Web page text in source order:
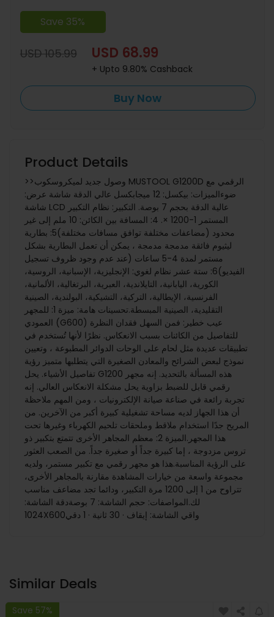
Save 35%
USD 105.99 USD 68.99
+ Upto 9.80% Cashback
Buy Now
Product Details
>>وصول جديد لميكروسكوب MUSTOOL G1200D الرقمي مع
ضوءالميزات: بيكسل: 12 ميجابكسل عالي الدقة شاشة عرض:
شاشة LCD عالية الدقة بحجم 7 بوصة. التكبير: نظام التكبير
المستمر 1-1200 ×. 4: المسافة بين الكائن: 10 ملم إلى غير
محدود (مضاعفات مختلفة توافق مسافات مختلفة)5: بطارية
ليثيوم فائقة مدمجة مدمجة ، يمكن أن تعمل البطارية بشكل
مستمر لمدة 4-5 ساعات (عند عدم وجود ظروف تسجيل
الفيديو)6: ستة عشر نظام لغوي: الإنجليزية، الإسبانية، الروسية،
الكورية، اليابانية، التايلاندية، العبرية، البرتغالية، الألمانية،
الفرنسية، الإيطالية، التركية، التشيكية، البولندية، الصينية
التقليدية، الصينية المبسطة.تحسينات هامة: ميزة 1: للمجهر
العمودي (G600) عيب خطير: فمن السهل فقدان النظرة
للتفاصيل من الكائنات بسبب الانعكاس. نظرًا لأنها تُستخدم في
تطبيقات عديدة مثل لحام على الوحات الدوائر المطبوعة ، وتعيين
نموذج لبعض الشرائح والمعادن الصغيرة التي يتطلبها متميز رؤية
تفاصيل الأشياء. يحل G1200 هذه المسألة بالتحديد. إنه مجهر
رقمي قابل للضبط بزاوية يحل مشكلة الانعكاس العالي. إنه
تجربة رائعة في صناعة صيانة الإلكترونيات ، ومن المهم ملاحظة
أن هذا الجهاز لديه مساحة تشغيلية كبيرة أكبر من الآخرين. من
المريح جدًا استخدام ملاقط وملحقات تلحيم الكهرباء وغيرها تحت
هذا المجهر.الميزة 2: معظم المجاهر الأخرى تتمتع بتكبير ذو
تروس مزدوجة ، إما كبيرة جداً أو صغيرة جداً. من الصعب العثور
على الرؤية المناسبة.هذا هو مجهر رقمي مع تكبير مستمر، ولديه
مجموعة واسعة من خيارات المشاهدة مقارنة بالمجاهر الأخرى،
تتراوح من 1 إلى 1200 مرة التكبير، ودائما تجد مضاعف مناسب
لك.المواصفات: حجم الشاشة: 7 بوصةدقة الشاشة:
1024X600واقي الشاشة: إيقاف · 30 ثانية · 1 دقي
Similar Deals
Save 57%